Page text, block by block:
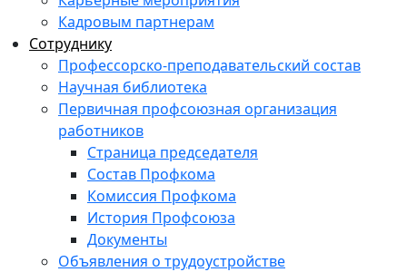
Кадровым партнерам
Сотруднику
Профессорско-преподавательский состав
Научная библиотека
Первичная профсоюзная организация
работников
Страница председателя
Состав Профкома
Комиссия Профкома
История Профсоюза
Документы
Объявления о трудоустройстве